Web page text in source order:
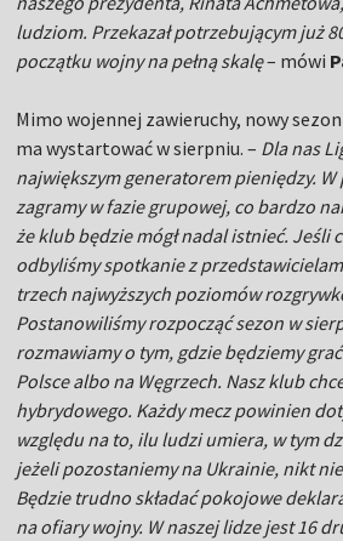
ludziom. Przekazał potrzebującym już
początku wojny na pełną skalę– mówi
Mimo wojennej zawieruchy, nowy
ma wystartować w sierpniu. – Dla nas
największym generatorem pieniędzy. W
zagramy w fazie grupowej, co bardzo
że klub będzie mógł nadal istnieć. Jeśli
odbyliśmy spotkanie z
trzech najwyższych poziomów
Postanowiliśmy rozpocząć sezon w
rozmawiamy o tym, gdzie będziemy
Polsce albo na Węgrzech. Nasz klub
hybrydowego. Każdy mecz powinien
względu na to, ilu ludzi umiera, w tym
jeżeli pozostaniemy na Ukrainie, nikt
Będzie trudno składać pokojowe
na ofiary wojny. W naszej lidze jest 16